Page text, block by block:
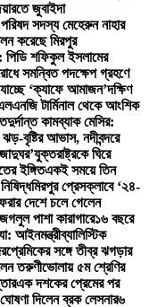
জুবাইদা
পরিষদ সদস্য মেহেরুন নাহার
করেছে মিরপুর
শফিকুল ইসলামের
সমন্বিত পদক্ষেপ গ্রহণে
‘ক্যাফে আমাজন’দক্ষিণ
টার্মিনাল থেকে আংশিক
দুর্দান্ত কামব্যাক মেসির:
বৃষ্টির আভাস, নদীবন্দরে
যুক্তরাষ্ট্রকে ঘিরে
ইঙ্গিতএকই সময়ে তিন
মিরপুর প্রেসক্লাবে ‘২৪-
দেশে চলে গেলেন
পাশা কারাগারে১৬ বছরে
আইনমন্ত্রীব্যালিস্টিক
প্রেমিকের সঙ্গে তীব্র ঝগড়ার
তরুণীভোলায় ৫ম শ্রেণির
এক দশকের প্রেমের পর
দিলেন ব্রক লেসনার৬